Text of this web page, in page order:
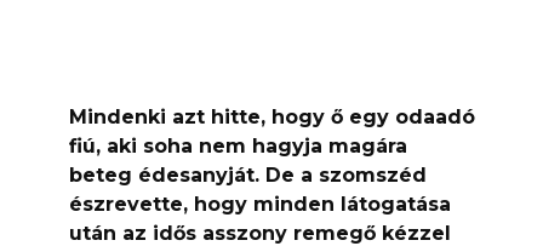
Mindenki azt hitte, hogy ő egy odaadó
fiú, aki soha nem hagyja magára
beteg édesanyját. De a szomszéd
észrevette, hogy minden látogatása
után az idős asszony remegő kézzel